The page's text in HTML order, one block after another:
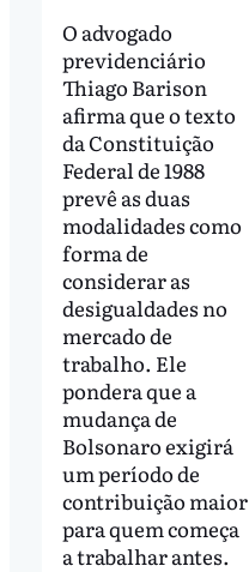
O advogado
previdenciário
Thiago Barison
afirma que o texto
da Constituição
Federal de 1988
prevê as duas
modalidades como
forma de
considerar as
desigualdades no
mercado de
trabalho. Ele
pondera que a
mudança de
Bolsonaro exigirá
um período de
contribuição maior
para quem começa
a trabalhar antes.